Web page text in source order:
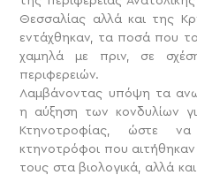
Θεσσαλίας αλλά και της
εντάχθηκαν, τα ποσά που
χαμηλά με πριν, σε
περιφερειών.
Λαμβάνοντας υπόψη τα
η αύξηση των κονδυλίων
Κτηνοτροφίας, ώστε
κτηνοτρόφοι που
τους στα βιολογικά, αλλά